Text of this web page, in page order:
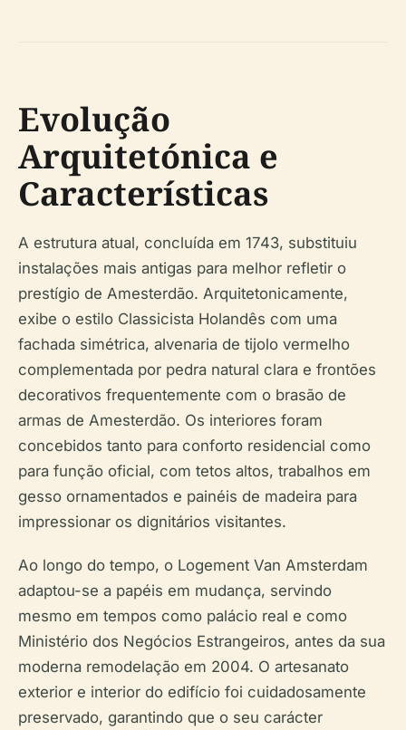
Evolução
Arquitetónica e
Características
A estrutura atual, concluída em 1743, substituiu
instalações mais antigas para melhor refletir o
prestígio de Amesterdão. Arquitetonicamente,
exibe o estilo Classicista Holandês com uma
fachada simétrica, alvenaria de tijolo vermelho
complementada por pedra natural clara e frontões
decorativos frequentemente com o brasão de
armas de Amesterdão. Os interiores foram
concebidos tanto para conforto residencial como
para função oficial, com tetos altos, trabalhos em
gesso ornamentados e painéis de madeira para
impressionar os dignitários visitantes.
Ao longo do tempo, o Logement Van Amsterdam
adaptou-se a papéis em mudança, servindo
mesmo em tempos como palácio real e como
Ministério dos Negócios Estrangeiros, antes da sua
moderna remodelação em 2004. O artesanato
exterior e interior do edifício foi cuidadosamente
preservado, garantindo que o seu carácter